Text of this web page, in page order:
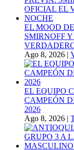
EL MOOD
SMIRNOFF
Ago 8, 2026 |
EL EQUIPO
CAMPEÓN
2026
Ago 8, 2026 |